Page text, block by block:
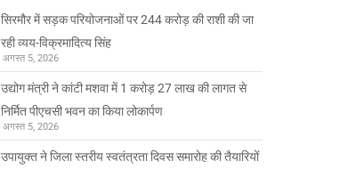
सिरमौर में सड़क परियोजनाओं पर 244 करोड़ की राशी की जा
रही व्यय-विक्रमादित्य सिंह
अगस्त 5, 2026
उद्योग मंत्री ने कांटी मशवा में 1 करोड़ 27 लाख की लागत से
निर्मित पीएचसी भवन का किया लोकार्पण
अगस्त 5, 2026
उपायुक्त ने जिला स्तरीय स्वतंत्रता दिवस समारोह की तैयारियों